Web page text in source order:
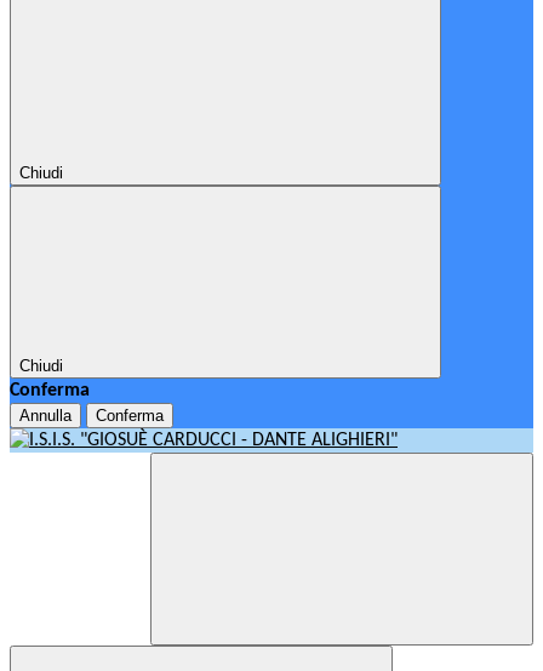
Chiudi
Chiudi
Conferma
Annulla Conferma